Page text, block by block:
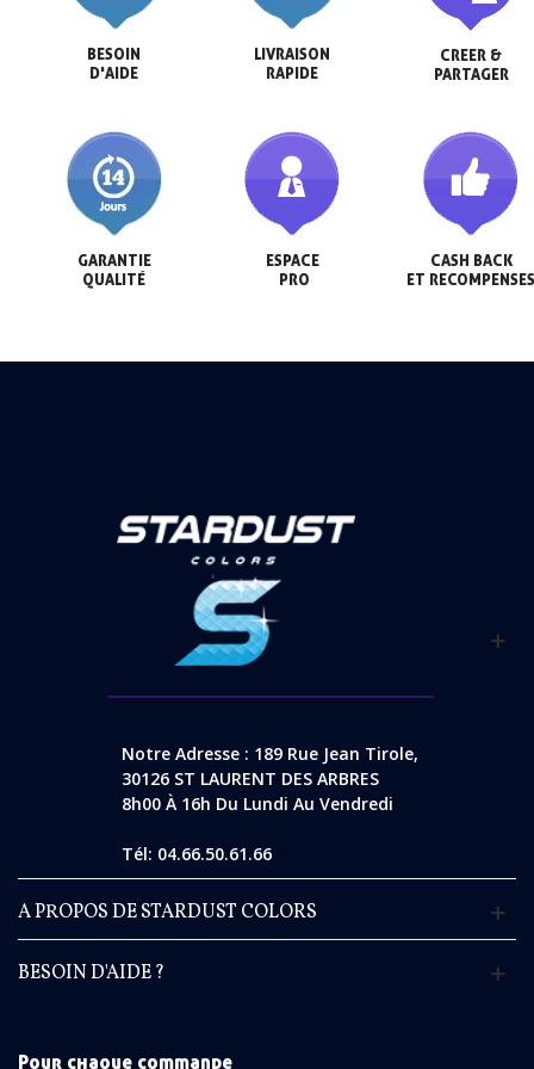
BESOIN
D'AIDE
LIVRAISON
RAPIDE
CREER &
PARTAGER
GARANTIE
QUALITÉ
ESPACE
PRO
CASH BACK
ET
Notre Adresse : 189 Rue Jean Tirole,
30126 ST LAURENT DES ARBRES
8h00 À 16h Du Lundi Au Vendredi
Tél: 04.66.50.61.66
A PROPOS DE STARDUST COLORS
BESOIN D'AIDE ?
Pour chaque commande